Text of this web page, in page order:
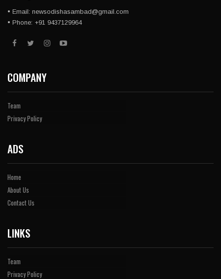
• Email: newsodishasambad@gmail.com
• Phone: +91 9437129964
COMPANY
Team
Privacy Policy
ADS
Home
About Us
Contact Us
LINKS
Team
Privacy Policy